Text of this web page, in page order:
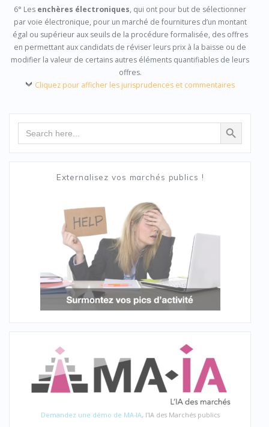
6° Les enchères électroniques, qui ont pour but de sélectionner
par voie électronique, pour un marché de fournitures d’un montant
égal ou supérieur aux seuils de la procédure formalisée, des offres
en permettant aux candidats de réviser leurs prix à la baisse ou de
modifier la valeur de certains autres éléments quantifiables de leurs
offres.
Cliquez pour afficher les jurisprudences et commentaires
Search Search Button
Externalisez vos marchés publics !
Demandez une démo de MA-IA, l'IA des Marchés publics